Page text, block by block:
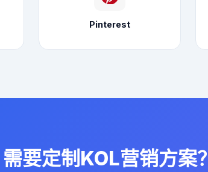
Pinterest
需要定制KOL营销方案？